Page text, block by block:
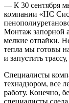
— К 30 сентября
компании «НС
Монтаж запорной
мелкие отпайки.
тепла мы готовы
и запустить
Специалисты
технадзором, все
работу. Конечно,
специалисты